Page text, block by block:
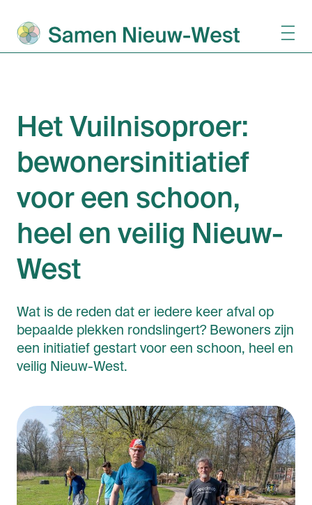
Het Vuilnisoproer:
bewonersinitiatief
voor een schoon,
heel en veilig Nieuw-
West
Wat is de reden dat er iedere keer afval op
bepaalde plekken rondslingert? Bewoners zijn
een initiatief gestart voor een schoon, heel en
veilig Nieuw-West.